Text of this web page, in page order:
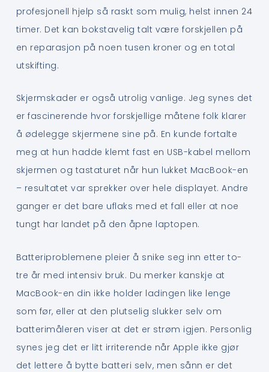
profesjonell hjelp så raskt som mulig, helst innen 24
timer. Det kan bokstavelig talt være forskjellen på
en reparasjon på noen tusen kroner og en total
utskifting.
Skjermskader er også utrolig vanlige. Jeg synes det
er fascinerende hvor forskjellige måtene folk klarer
å ødelegge skjermene sine på. En kunde fortalte
meg at hun hadde klemt fast en USB-kabel mellom
skjermen og tastaturet når hun lukket MacBook-en
– resultatet var sprekker over hele displayet. Andre
ganger er det bare uflaks med et fall eller at noe
tungt har landet på den åpne laptopen.
Batteriproblemene pleier å snike seg inn etter to-
tre år med intensiv bruk. Du merker kanskje at
MacBook-en din ikke holder ladingen like lenge
som før, eller at den plutselig slukker selv om
batterimåleren viser at det er strøm igjen. Personlig
synes jeg det er litt irriterende når Apple ikke gjør
det lettere å bytte batteri selv, men sånn er det